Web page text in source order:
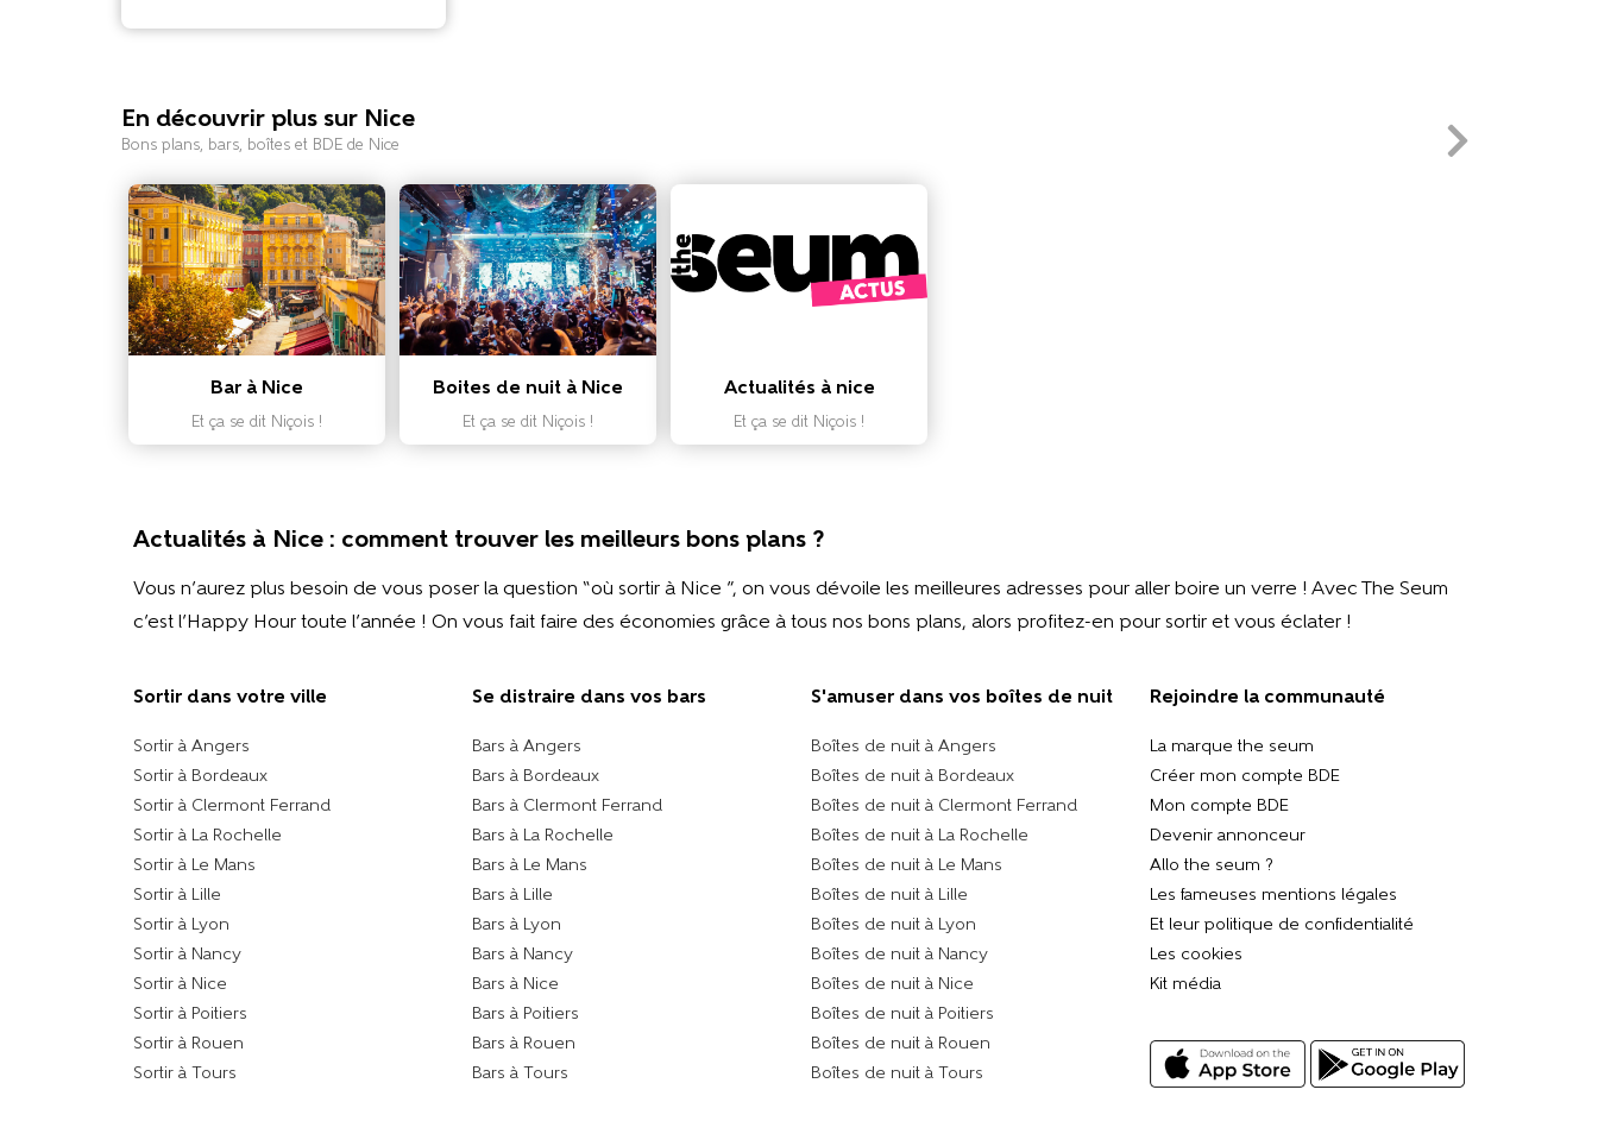
En découvrir plus sur Nice
Bons plans, bars, boîtes et BDE de Nice
Bar à Nice
Et ça se dit Niçois !
Boites de nuit à Nice
Et ça se dit Niçois !
Actualités à nice
Et ça se dit Niçois !
Actualités à Nice : comment trouver les meilleurs bons plans ?
Vous n’aurez plus besoin de vous poser la question “où sortir à Nice ”, on vous dévoile les meilleures adresses pour aller boire un verre ! Avec The Seum
c’est l’Happy Hour toute l’année ! On vous fait faire des économies grâce à tous nos bons plans, alors profitez-en pour sortir et vous éclater !
Sortir dans votre ville​
Sortir à Angers
Sortir à Bordeaux
Sortir à Clermont Ferrand
Sortir à La Rochelle
Sortir à Le Mans
Sortir à Lille
Sortir à Lyon
Sortir à Nancy
Sortir à Nice
Sortir à Poitiers
Sortir à Rouen
Sortir à Tours
Se distraire dans vos bars
Bars à Angers
Bars à Bordeaux
Bars à Clermont Ferrand
Bars à La Rochelle
Bars à Le Mans
Bars à Lille
Bars à Lyon
Bars à Nancy
Bars à Nice
Bars à Poitiers
Bars à Rouen
Bars à Tours
S'amuser dans vos boîtes de nuit
Boîtes de nuit à Angers
Boîtes de nuit à Bordeaux
Boîtes de nuit à Clermont Ferrand
Boîtes de nuit à La Rochelle
Boîtes de nuit à Le Mans
Boîtes de nuit à Lille
Boîtes de nuit à Lyon
Boîtes de nuit à Nancy
Boîtes de nuit à Nice
Boîtes de nuit à Poitiers
Boîtes de nuit à Rouen
Boîtes de nuit à Tours
Rejoindre la communauté
La marque the seum
Créer mon compte BDE
Mon compte BDE
Devenir annonceur
Allo the seum ?
Les fameuses mentions légales
Et leur politique de confidentialité
Les cookies
Kit média